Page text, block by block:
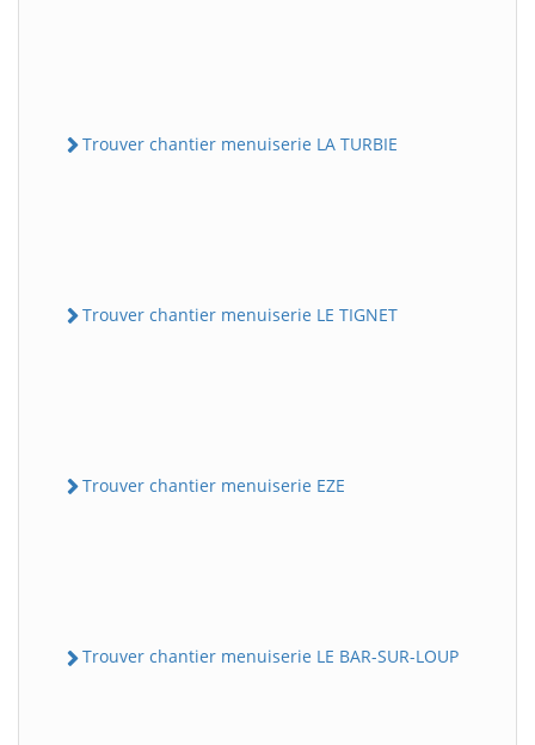
Trouver chantier menuiserie LA TURBIE
Trouver chantier menuiserie LE TIGNET
Trouver chantier menuiserie EZE
Trouver chantier menuiserie LE BAR-SUR-LOUP